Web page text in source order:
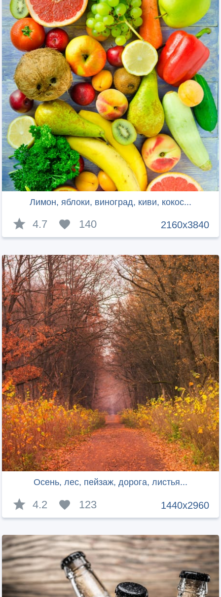
Лимон, яблоки, виноград, киви, кокос...
2160x3840
4.7 140
Осень, лес, пейзаж, дорога, листья...
1440x2960
4.2 123